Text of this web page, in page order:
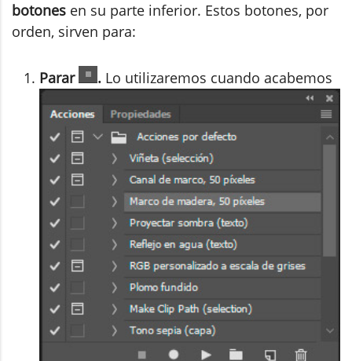
botones en su parte inferior. Estos botones, por
orden, sirven para:
Parar . Lo utilizaremos cuando acabemos